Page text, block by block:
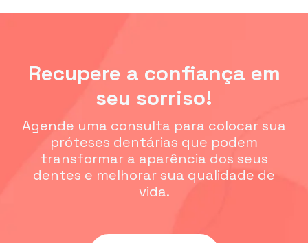
Recupere a confiança em
seu sorriso!
Agende uma consulta para colocar sua
próteses dentárias que podem
transformar a aparência dos seus
dentes e melhorar sua qualidade de
vida.